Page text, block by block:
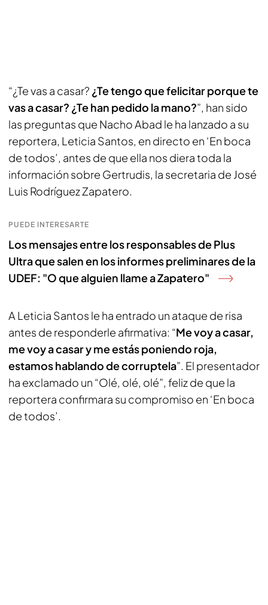
“¿Te vas a casar? ¿Te tengo que felicitar porque te
vas a casar? ¿Te han pedido la mano?”, han sido
las preguntas que Nacho Abad le ha lanzado a su
reportera, Leticia Santos, en directo en ‘En boca
de todos’, antes de que ella nos diera toda la
información sobre Gertrudis, la secretaria de José
Luis Rodríguez Zapatero.
PUEDE INTERESARTE
Los mensajes entre los responsables de Plus
Ultra que salen en los informes preliminares de la
UDEF: "O que alguien llame a Zapatero"
A Leticia Santos le ha entrado un ataque de risa
antes de responderle afirmativa: “Me voy a casar,
me voy a casar y me estás poniendo roja,
estamos hablando de corruptela”. El presentador
ha exclamado un “Olé, olé, olé”, feliz de que la
reportera confirmara su compromiso en ‘En boca
de todos’.